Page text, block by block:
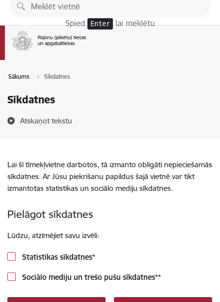
Pāriet uz lapas saturu
Spied Enter lai meklētu
Sākums Sīkdatnes
Sīkdatnes
Atskaņot tekstu
Lai šī tīmekļvietne darbotos, tā izmanto obligāti nepieciešamās
sīkdatnes. Ar Jūsu piekrišanu papildus šajā vietnē var tikt
izmantotas statistikas un sociālo mediju sīkdatnes.
Pielāgot sīkdatnes
Lūdzu, atzīmējiet savu izvēli:
Statistikas sīkdatnes*
Sociālo mediju un trešo pušu sīkdatnes**